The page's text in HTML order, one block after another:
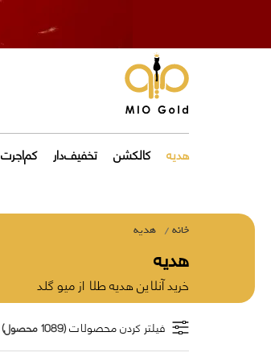
هدیه کالکشن تخفیف‌دار کم‌اجرت
خانه هدیه
هدیه
خرید آنلاین هدیه طلا از میو گلد
فیلتر کردن محصولات(1089 محصول)